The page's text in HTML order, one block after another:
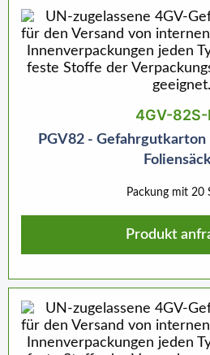
4GV-82S-
PGV82 - Gefahrgutkarton
Packung mit 20
Produkt